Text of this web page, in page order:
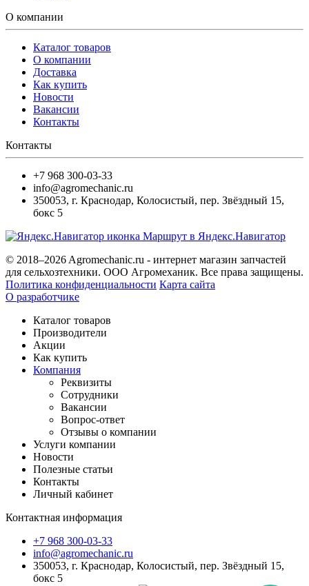
О компании
Каталог товаров
О компании
Доставка
Как купить
Новости
Вакансии
Контакты
Контакты
+7 968 300-03-33
info@agromechanic.ru
350053, г. Краснодар, Колосистый, пер. Звёздный 15,
бокс 5
Маршрут в Яндекс.Навигатор
© 2018–2026 Agromechanic.ru - интернет магазин запчастей
для сельхозтехники. ООО Агромеханик. Все права защищены.
Политика конфиденциальности Карта сайта
О разработчике
Каталог товаров
Производители
Акции
Как купить
Компания
Реквизиты
Сотрудники
Вакансии
Вопрос-ответ
Отзывы о компании
Услуги компании
Новости
Полезные статьи
Контакты
Личный кабинет
Контактная информация
+7 968 300-03-33
info@agromechanic.ru
350053, г. Краснодар, Колосистый, пер. Звёздный 15,
бокс 5